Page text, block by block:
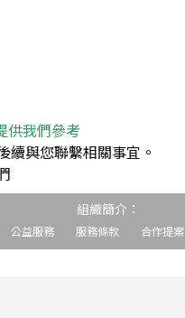
供我們參考
續與您聯繫相關事宜。
組織簡介：
公益服務 服務條款 合作提案